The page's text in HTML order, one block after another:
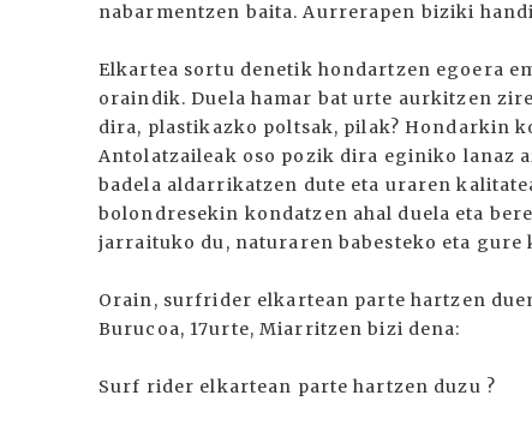
nabarmentzen baita. Aurrerapen biziki
Elkartea sortu denetik hondartzen egoera
oraindik. Duela hamar bat urte aurkitzen
dira, plastikazko poltsak, pilak? Hondarkin
Antolatzaileak oso pozik dira eginiko lanaz
badela aldarrikatzen dute eta uraren
bolondresekin kondatzen ahal duela eta
jarraituko du, naturaren babesteko eta gure
Orain, surfrider elkartean parte hartzen
Burucoa, 17urte, Miarritzen bizi dena:
Surf rider elkartean parte hartzen duzu ?